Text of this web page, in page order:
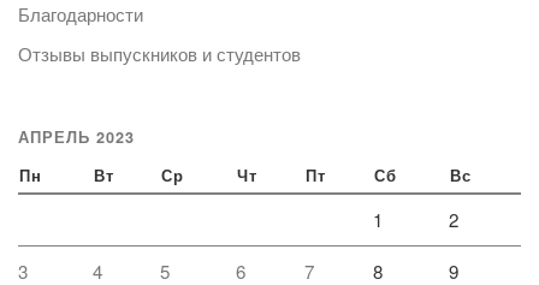
Благодарности
Отзывы выпускников и студентов
АПРЕЛЬ 2023
Пн Вт Ср Чт Пт Сб Вс
1 2
3 4 5 6 7 8 9